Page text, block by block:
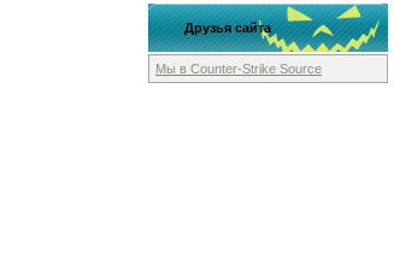
Друзья сайта
Мы в Counter-Strike Source